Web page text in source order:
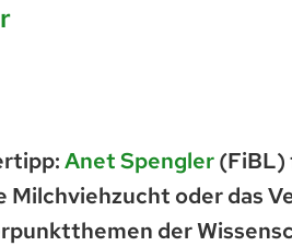
Anet Spengler(FiBL)
oder das
der